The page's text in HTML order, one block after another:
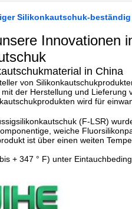
Silikonkautschuk-
Innovationen
in China
von
der Herstellung und
wird für
(F-LSR)
weiche
ist über einen weiten
+ 347 ° F) unter